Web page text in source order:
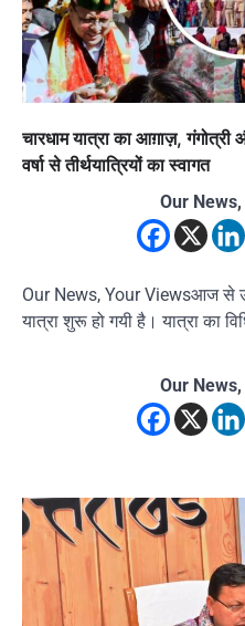
चारधाम यात्रा का आग़ाज़,
वर्षा से तीर्थयात्रियों का स्वागत
Our
Our News, Your Viewsआज से
यात्रा शुरू हो गयी है। यात्रा का
Our